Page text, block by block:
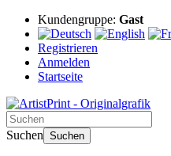
Kundengruppe: Gast
Registrieren
Anmelden
Startseite
Suchen Suchen